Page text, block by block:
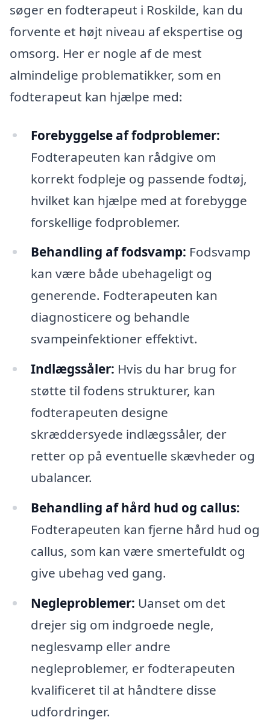
søger en fodterapeut i Roskilde, kan du
forvente et højt niveau af ekspertise og
omsorg. Her er nogle af de mest
almindelige problematikker, som en
fodterapeut kan hjælpe med:
Forebyggelse af fodproblemer:
Fodterapeuten kan rådgive om
korrekt fodpleje og passende fodtøj,
hvilket kan hjælpe med at forebygge
forskellige fodproblemer.
Behandling af fodsvamp: Fodsvamp
kan være både ubehageligt og
generende. Fodterapeuten kan
diagnosticere og behandle
svampeinfektioner effektivt.
Indlægssåler: Hvis du har brug for
støtte til fodens strukturer, kan
fodterapeuten designe
skræddersyede indlægssåler, der
retter op på eventuelle skævheder og
ubalancer.
Behandling af hård hud og callus:
Fodterapeuten kan fjerne hård hud og
callus, som kan være smertefuldt og
give ubehag ved gang.
Negleproblemer: Uanset om det
drejer sig om indgroede negle,
neglesvamp eller andre
negleproblemer, er fodterapeuten
kvalificeret til at håndtere disse
udfordringer.